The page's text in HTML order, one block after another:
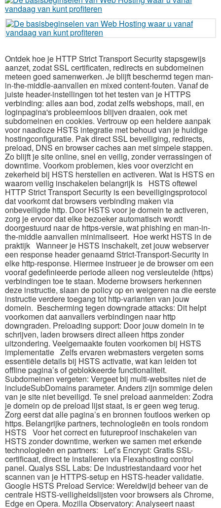
Ontdek hoe je HTTP Strict Transport Security stapsgewijs
aanzet, zodat SSL certificaten, redirects en subdomeinen
meteen goed samenwerken.​ Je blijft beschermd tegen man-
in-the-middle-aanvallen en mixed content-fouten.​ Vanaf de
juiste header-instellingen tot het testen van je HTTPS
verbinding: alles aan bod, zodat zelfs webshops, mail, en
loginpagina's probleemloos blijven draaien, ook met
subdomeinen en cookies.​ Vertrouw op een heldere aanpak
voor naadloze HSTS integratie met behoud van je huidige
hostingconfiguratie.​ Pak direct SSL beveiliging, redirects,
preload, DNS en browser caches aan met simpele stappen.​
Zo blijft je site online, snel en veilig, zonder verrassingen of
downtime.​ Voorkom problemen, kies voor overzicht en
zekerheid bij HSTS herstellen en activeren.​ Wat is HSTS en
waarom veilig inschakelen belangrijk is HSTS oftewel
HTTP Strict Transport Security is een beveiligingsprotocol
dat voorkomt dat browsers verbinding maken via
onbeveiligde http.​ Door HSTS voor je domein te activeren,
zorg je ervoor dat elke bezoeker automatisch wordt
doorgestuurd naar de https-versie, wat phishing en man-in-
the-middle aanvallen minimaliseert.​ Hoe werkt HSTS in de
praktijk Wanneer je HSTS inschakelt, zet jouw webserver
een response header genaamd Strict-Transport-Security in
elke http-response.​ Hiermee instrueer je de browser om een
vooraf gedefinieerde periode alleen nog versleutelde (https)
verbindingen toe te staan.​ Moderne browsers herkennen
deze instructie, slaan de policy op en weigeren na die eerste
instructie verdere toegang tot http-varianten van jouw
domein.​ Bescherming tegen downgrade attacks: Dit helpt
voorkomen dat aanvallers verbindingen naar http
downgraden.​ Preloading support: Door jouw domein in te
schrijven, laden browsers direct alleen https zonder
uitzondering.​ Veelgemaakte fouten voorkomen bij HSTS
implementatie Zelfs ervaren webmasters vergeten soms
essentiële details bij HSTS activatie, wat kan leiden tot
offline pagina’s of geblokkeerde functionaliteit.​
Subdomeinen vergeten: Vergeet bij multi-websites niet de
includeSubDomains parameter.​ Anders zijn sommige delen
van je site niet beveiligd.​ Te snel preload aanmelden: Zodra
je domein op de preload lijst staat, is er geen weg terug.​
Zorg eerst dat alle pagina’s en bronnen foutloos werken op
https.​ Belangrijke partners, technologieën en tools rondom
HSTS Voor het correct en futureproof inschakelen van
HSTS zonder downtime, werken we samen met erkende
technologieën en partners: Let’s Encrypt: Gratis SSL-
certificaat, direct te installeren via Flexahosting control
panel.​ Qualys SSL Labs: De industriestandaard voor het
scannen van je HTTPS-setup en HSTS-header validatie.​
Google HSTS Preload Service: Wereldwijd beheer van de
centrale HSTS-veiligheidslijsten voor browsers als Chrome,
Edge en Opera.​ Mozilla Observatory: Analyseert naast